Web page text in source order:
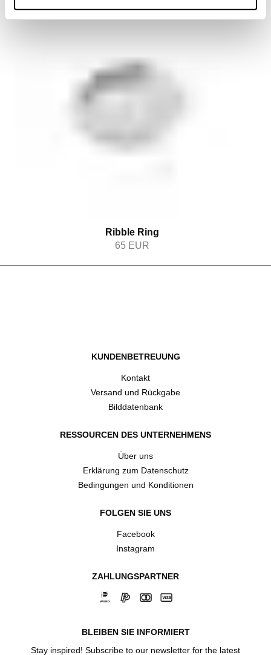
Ribble Ring
65 EUR
KUNDENBETREUUNG
Kontakt
Versand und Rückgabe
Bilddatenbank
RESSOURCEN DES UNTERNEHMENS
Über uns
Erklärung zum Datenschutz
Bedingungen und Konditionen
FOLGEN SIE UNS
Facebook
Instagram
ZAHLUNGSPARTNER
BLEIBEN SIE INFORMIERT
Stay inspired! Subscribe to our newsletter for the latest